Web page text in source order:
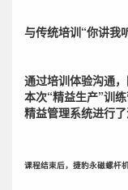
与传统培训“你讲我
通过培训体验沟通
本次“精益生产”训
精益管理系统进行
课程结束后，捷豹永磁螺杆